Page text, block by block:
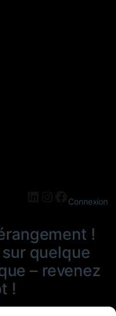
LinkedIn
Instagram
Connexion
!
quelque
– revenez
!